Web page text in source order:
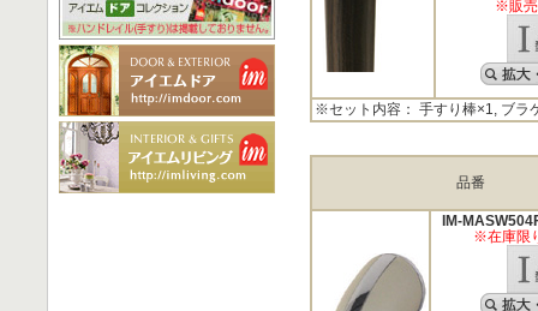
※販
※セット内容： 手すり棒×1, ブラ
品番
IM-
※在庫限